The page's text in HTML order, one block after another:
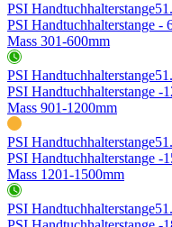
PSI Handtuchhalterstange
PSI Handtuchhalterstange -
Mass 301-600mm
PSI Handtuchhalterstange
PSI Handtuchhalterstange -
Mass 901-1200mm
PSI Handtuchhalterstange
PSI Handtuchhalterstange -
Mass 1201-1500mm
PSI Handtuchhalterstange